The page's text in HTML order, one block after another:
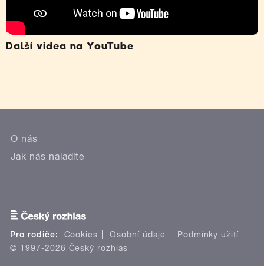
Další videa na YouTube
O nás
Jak nás naladíte
Pro rodiče: Cookies Osobní údaje
Podmínky užití
© 1997-2026 Český rozhlas